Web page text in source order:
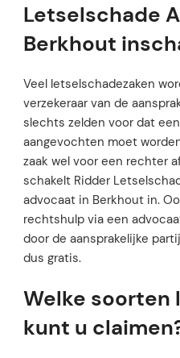
Letselschade
Berkhout
Veel letselschadezaken
verzekeraar van de
slechts zelden voor dat
aangevochten moet
zaak wel voor een rechter
schakelt Ridder
advocaat in Berkhout in.
rechtshulp via een
door de aansprakelijke
dus gratis.
Welke soorten
kunt u